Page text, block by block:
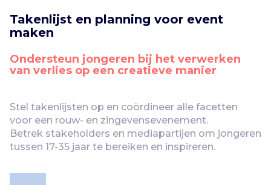
Takenlijst en planning voor event
maken
Ondersteun jongeren bij het verwerken
van verlies op een creatieve manier
Stel takenlijsten op en coördineer alle facetten
voor een rouw- en zingevensevenement.
Betrek stakeholders en mediapartijen om jongeren
tussen 17-35 jaar te bereiken en inspireren.